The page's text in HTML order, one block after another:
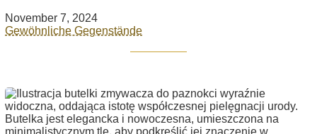
November 7, 2024
Gewöhnliche Gegenstände